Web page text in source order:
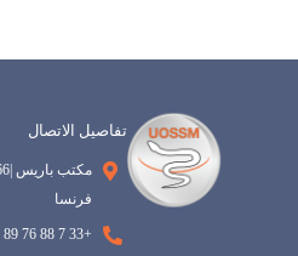
تفاصيل الاتصال
فرنسا
+33 7 88 76 89 88